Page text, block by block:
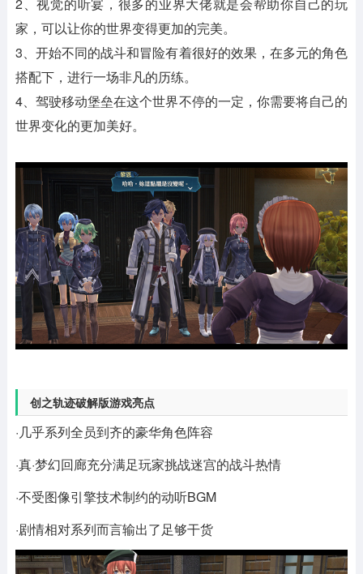
家，可以让你的世界变得更加的完美。
3、开始不同的战斗和冒险有着很好的效果，在多元的角色
搭配下，进行一场非凡的历练。
4、驾驶移动堡垒在这个世界不停的一定，你需要将自己的
世界变化的更加美好。
创之轨迹破解版游戏亮点
·几乎系列全员到齐的豪华角色阵容
·真·梦幻回廊充分满足玩家挑战迷宫的战斗热情
·不受图像引擎技术制约的动听BGM
·剧情相对系列而言输出了足够干货